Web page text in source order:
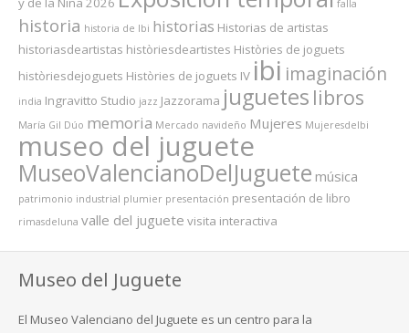
falla
historia historia de Ibi historias Historias de artistas
historiasdeartistas històriesdeartistes Històries de joguets
històriesdejoguets Històries de joguets IV ibi imaginación
india Ingravitto Studio jazz Jazzorama juguetes libros
María Gil Dúo memoria Mercado navideño Mujeres MujeresdeIbi
museo del juguete
MuseoValencianoDelJuguete música
patrimonio industrial plumier presentación presentación de libro
rimasdeluna valle del juguete visita interactiva
Museo del Juguete
El Museo Valenciano del Juguete es un centro para la